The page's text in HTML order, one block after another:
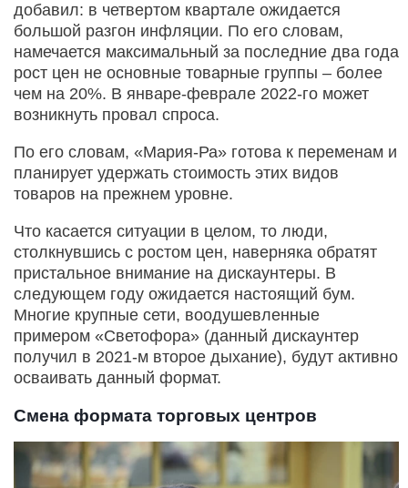
добавил: в четвертом квартале ожидается
большой разгон инфляции. По его словам,
намечается максимальный за последние два года
рост цен не основные товарные группы – более
чем на 20%. В январе-феврале 2022-го может
возникнуть провал спроса.
По его словам, «Мария-Ра» готова к переменам и
планирует удержать стоимость этих видов
товаров на прежнем уровне.
Что касается ситуации в целом, то люди,
столкнувшись с ростом цен, наверняка обратят
пристальное внимание на дискаунтеры. В
следующем году ожидается настоящий бум.
Многие крупные сети, воодушевленные
примером «Светофора» (данный дискаунтер
получил в 2021-м второе дыхание), будут активно
осваивать данный формат.
Смена формата торговых центров